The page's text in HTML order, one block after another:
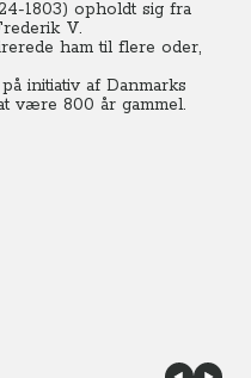
1803) opholdt sig fra
V.
ham til flere oder,
initiativ af Danmarks
være 800 år gammel.